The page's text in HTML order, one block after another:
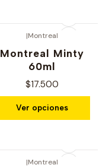
|Montreal
Montreal Minty
60ml
$17.500
Ver opciones
|Montreal